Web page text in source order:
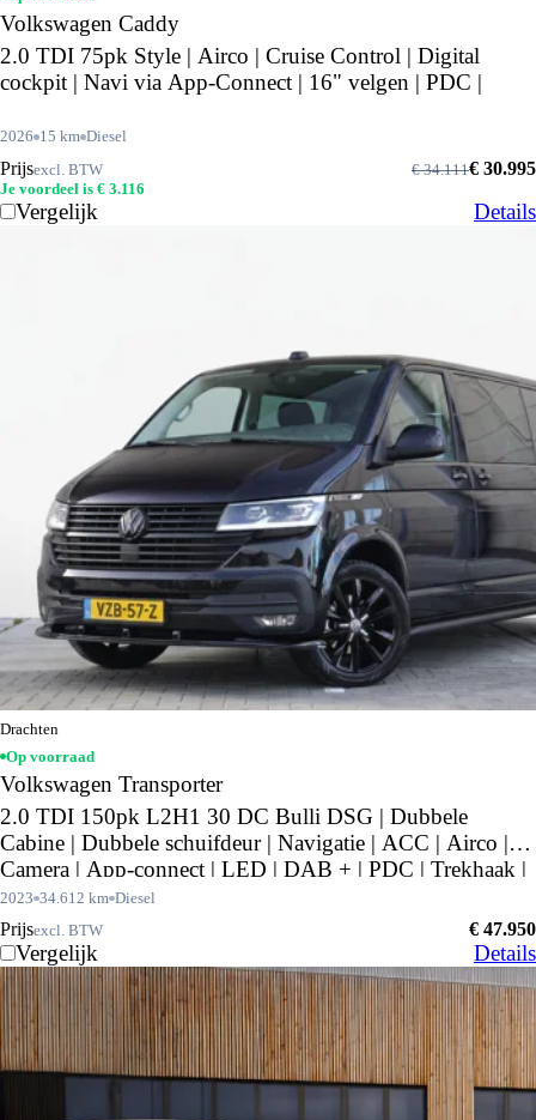
Volkswagen Caddy
2.0 TDI 75pk Style | Airco | Cruise Control | Digital
cockpit | Navi via App-Connect | 16" velgen | PDC |
2026 15 km Diesel
Prijsexcl. BTW € 30.995
€ 34.111
Je voordeel is € 3.116
Vergelijk Details
Drachten
Op voorraad
Volkswagen Transporter
2.0 TDI 150pk L2H1 30 DC Bulli DSG | Dubbele
Cabine | Dubbele schuifdeur | Navigatie | ACC | Airco |
Camera | App-connect | LED | DAB + | PDC | Trekhaak |
18"LM velgen | Front spoiler | Side bars | Betimmering |
2023 34.612 km Diesel
Prijsexcl. BTW € 47.950
Vergelijk Details